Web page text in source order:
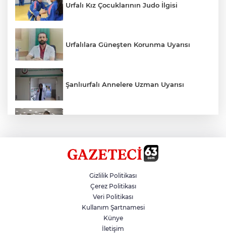
Urfalı Kız Çocuklarının Judo İlgisi
Urfalılara Güneşten Korunma Uyarısı
Şanlıurfalı Annelere Uzman Uyarısı
Zincirleme Kazada 7 Kişi Yaralandı
Erdoğan, 12 Yılı Geride Bıraktı
Gizlilik Politikası
Çerez Politikası
Veri Politikası
Kullanım Şartnamesi
Künye
İletişim